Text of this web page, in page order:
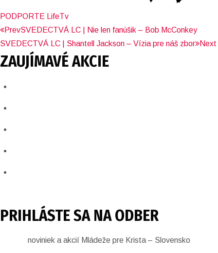
PODPORTE LifeTv
PrevSVEDECTVÁ LC | Nie len fanúšik – Bob McConkey
SVEDECTVÁ LC | Shantell Jackson – Vízia pre náš zbor
Next
ZAUJÍMAVÉ AKCIE​
PRIHLÁSTE SA NA ODBER
noviniek a akcií Mládeže pre Krista – Slovensko